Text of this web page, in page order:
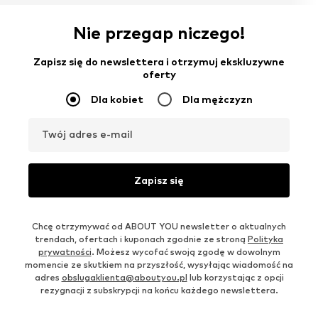
Nie przegap niczego!
Zapisz się do newslettera i otrzymuj ekskluzywne
oferty
Dla kobiet Dla mężczyzn
Twój adres e-mail
Zapisz się
Chcę otrzymywać od ABOUT YOU newsletter o aktualnych
trendach, ofertach i kuponach zgodnie ze stroną Polityka
prywatności. Możesz wycofać swoją zgodę w dowolnym
momencie ze skutkiem na przyszłość, wysyłając wiadomość na
adres obslugaklienta@aboutyou.pl lub korzystając z opcji
rezygnacji z subskrypcji na końcu każdego newslettera.